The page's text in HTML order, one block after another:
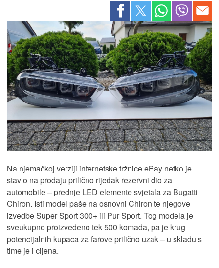
Na njemačkoj verziji internetske tržnice eBay netko je
stavio na prodaju prilično rijedak rezervni dio za
automobile – prednje LED elemente svjetala za Bugatti
Chiron. Isti model paše na osnovni Chiron te njegove
izvedbe Super Sport 300+ ili Pur Sport. Tog modela je
sveukupno proizvedeno tek 500 komada, pa je krug
potencijalnih kupaca za farove prilično uzak – u skladu s
time je i cijena.